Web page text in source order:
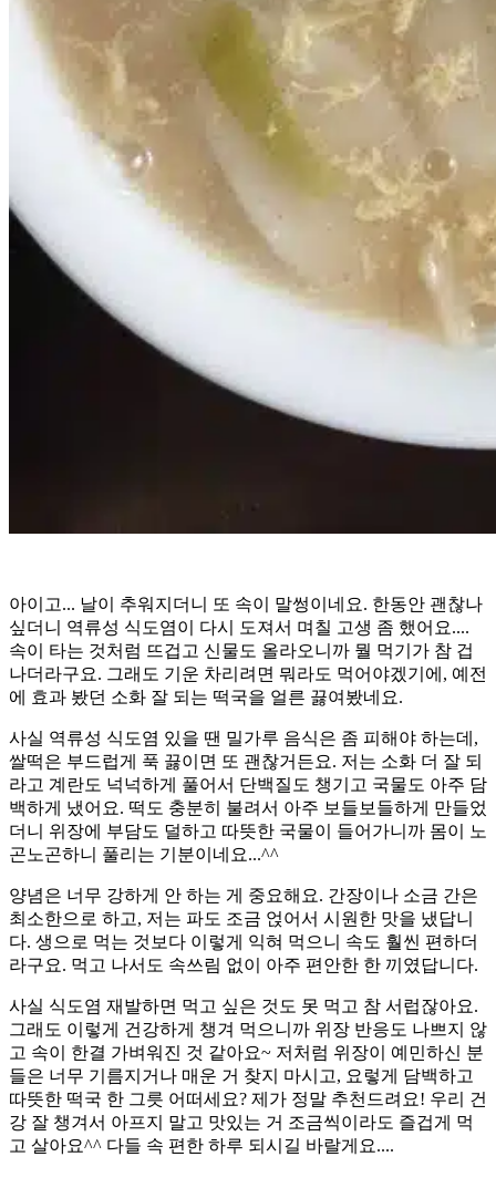
아이고... 날이 추워지더니 또 속이 말썽이네요. 한동안 괜찮나
싶더니 역류성 식도염이 다시 도져서 며칠 고생 좀 했어요....
속이 타는 것처럼 뜨겁고 신물도 올라오니까 뭘 먹기가 참 겁
나더라구요. 그래도 기운 차리려면 뭐라도 먹어야겠기에, 예전
에 효과 봤던 소화 잘 되는 떡국을 얼른 끓여봤네요.
​사실 역류성 식도염 있을 땐 밀가루 음식은 좀 피해야 하는데,
쌀떡은 부드럽게 푹 끓이면 또 괜찮거든요. 저는 소화 더 잘 되
라고 계란도 넉넉하게 풀어서 단백질도 챙기고 국물도 아주 담
백하게 냈어요. 떡도 충분히 불려서 아주 보들보들하게 만들었
더니 위장에 부담도 덜하고 따뜻한 국물이 들어가니까 몸이 노
곤노곤하니 풀리는 기분이네요...^^
​양념은 너무 강하게 안 하는 게 중요해요. 간장이나 소금 간은
최소한으로 하고, 저는 파도 조금 얹어서 시원한 맛을 냈답니
다. 생으로 먹는 것보다 이렇게 익혀 먹으니 속도 훨씬 편하더
라구요. 먹고 나서도 속쓰림 없이 아주 편안한 한 끼였답니다.
​사실 식도염 재발하면 먹고 싶은 것도 못 먹고 참 서럽잖아요.
그래도 이렇게 건강하게 챙겨 먹으니까 위장 반응도 나쁘지 않
고 속이 한결 가벼워진 것 같아요~ 저처럼 위장이 예민하신 분
들은 너무 기름지거나 매운 거 찾지 마시고, 요렇게 담백하고
따뜻한 떡국 한 그릇 어떠세요? 제가 정말 추천드려요! 우리 건
강 잘 챙겨서 아프지 말고 맛있는 거 조금씩이라도 즐겁게 먹
고 살아요^^ 다들 속 편한 하루 되시길 바랄게요....